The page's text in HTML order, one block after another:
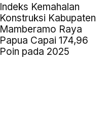
Indeks Kemahalan
Konstruksi Kabupaten
Mamberamo Raya
Papua Capai 174,96
Poin pada 2025